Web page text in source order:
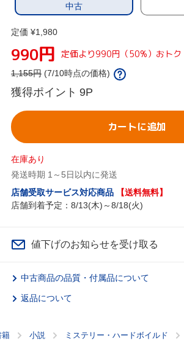
中古
定価 ¥1,980
990円 定価より990円（50%）おトク
1,155円 (7/10時点の価格)
獲得ポイント 9P
カートに追加
在庫あり
発送時期 1～5日以内に発送
店舗受取サービス対応商品
【送料無料】
店舗到着予定：8/13(木)～8/18(火)
値下げのお知らせを受け取る
中古商品の品質・付属品について
返品について
籍 小説 ミステリー・ハードボイルド